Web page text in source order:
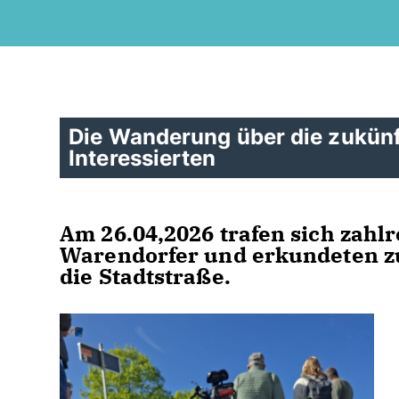
Die Wanderung über die
Interessierten
Am 26.04,2026 trafen sich
Warendorfer und erkundeten
die Stadtstraße.